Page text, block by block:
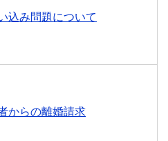
込み問題について
からの離婚請求